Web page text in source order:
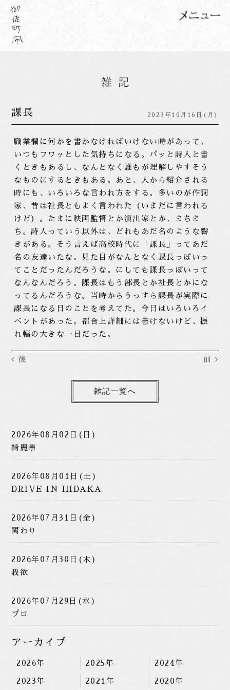
課長 2023年10月16日(月)
職業欄に何かを書かなければいけない時があって、
いつもフワッとした気持ちになる。パッと詩人と書
くときもあるし、なんとなく誰もが理解しやすそう
なものにするときもある。あと、人から紹介される
時にも、いろいろな言われ方をする。多いのが作詞
家、昔は社長ともよく言われた（いまだに言われる
けど）。たまに映画監督とか演出家とか、まちま
ち。詩人っていう以外は、どれもあだ名のような響
きがある。そう言えば高校時代に「課長」ってあだ
名の友達いたな。見た目がなんとなく課長っぽいっ
てことだったんだろうな。にしても課長っぽいって
なんなんだろう。課長はもう部長とか社長とかにな
ってるんだろうな。当時からうっすら課長が実際に
課長になる日のことを考えてた。今日はいろいろイ
ベントがあった。都合上詳細には書けないけど、振
れ幅の大きな一日だった。
後 前
雑記一覧へ
2026年08月02日(日)
綺麗事
2026年08月01日(土)
DRIVE IN HIDAKA
2026年07月31日(金)
関わり
2026年07月30日(木)
我欲
2026年07月29日(水)
プロ
アーカイブ
2026年 2025年 2024年
2023年 2021年 2020年